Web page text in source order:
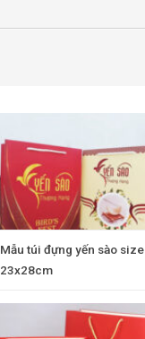
Mẫu túi đựng yến sào size
23x28cm